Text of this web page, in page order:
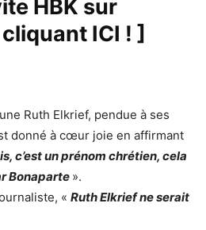
HBK sur
ICI ! ]
Ruth Elkrief, pendue à ses
donné à cœur joie en affirmant
c’est un prénom chrétien, cela
Bonaparte ».
« Ruth Elkrief ne serait